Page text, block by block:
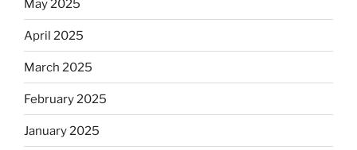
May 2025
April 2025
March 2025
February 2025
January 2025